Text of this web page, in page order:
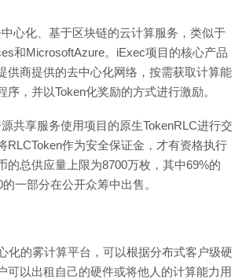
心化、基于区块链的云计算服务，类似于
和MicrosoftAzure。iExec项目的核心产品
供商提供的去中心化网络，按需获取计算能
序，并以Token化奖励的方式进行激励。
共享服务使用项目的原生TokenRLC进行交
RLCToken作为安全保证金，才有资格执行
的总供应量上限为8700万枚，其中69%的
一部分在公开众筹中出售。
化的雾计算平台，可以根据分布式客户级硬
可以出租自己的硬件或将他人的计算能力用